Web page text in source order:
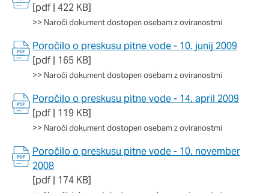
[pdf | 422 KB]
>> Naroči dokument dostopen osebam z oviranostmi
Poročilo o preskusu pitne vode - 10. junij 2009
[pdf | 165 KB]
>> Naroči dokument dostopen osebam z oviranostmi
Poročilo o preskusu pitne vode - 14. april 2009
[pdf | 119 KB]
>> Naroči dokument dostopen osebam z oviranostmi
Poročilo o preskusu pitne vode - 10. november
2008
[pdf | 174 KB]